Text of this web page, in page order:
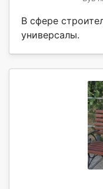
В сфере
универсалы.